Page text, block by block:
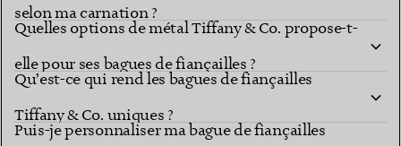
explorer les
selon ma carnation ?
Quelles options de métal Tiffany & Co. propose-t-
elle pour ses bagues de fiançailles ?
Qu’est-ce qui rend les bagues de fiançailles
Tiffany & Co. uniques ?
Puis-je personnaliser ma bague de fiançailles